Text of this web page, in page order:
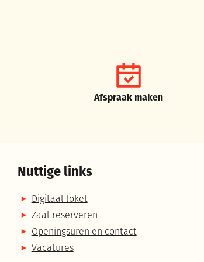
Afspraak maken
Nuttige links
Digitaal loket
Zaal reserveren
Openingsuren en contact
Vacatures